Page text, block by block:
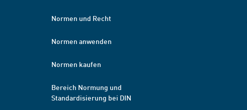
Normen und Recht
Normen anwenden
Normen kaufen
Bereich Normung und
Standardisierung bei DIN